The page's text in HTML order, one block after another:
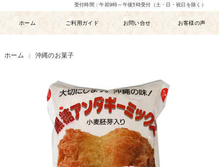
受付時間：午前9時～午後5時受付（土・日・祝日を除く）
ホーム ご利用ガイド お問い合せ お客様の声
ホーム 沖縄のお菓子